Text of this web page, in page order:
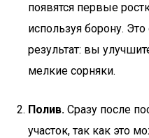
появятся первые
используя борону.
результат: вы
мелкие сорняки.
Полив. Сразу после
участок, так как это